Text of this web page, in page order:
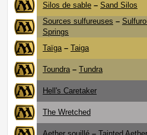
Silos de sable – Sand Silos
Sources sulfureuses –
Springs
Taïga– Taiga
Toundra– Tundra
Hell's Caretaker
The Wretched